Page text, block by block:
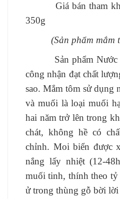
Giá bán tham
350g
(Sản phẩm mắm
Sản phẩm Nước
công nhận đạt chất
sao. Mắm tôm sử dụng
và muối là loại muối
hai năm trở lên trong
chát, không hề có
chỉnh. Moi biển được
nắng lấy nhiệt (12-
muối tinh, thính theo tỷ
ử trong thùng gỗ bời